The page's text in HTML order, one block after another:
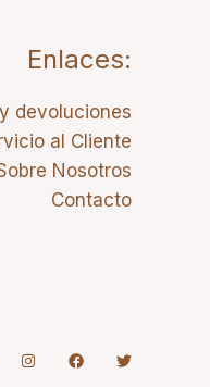
Enlaces:
devoluciones
al Cliente
Nosotros
Contacto